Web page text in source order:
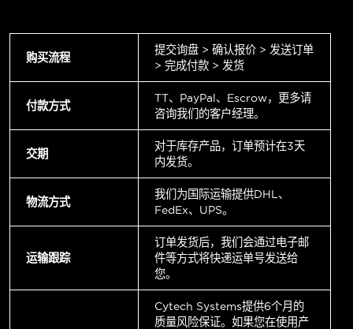
购买流程
提交询盘 > 确认报价 > 发送订单
> 完成付款 > 发货
付款方式
TT、PayPal、Escrow，更多请
咨询我们的客户经理。
交期
对于库存产品，订单预计在3天
内发货。
物流方式
我们为国际运输提供DHL、
FedEx、UPS。
运输跟踪
订单发货后，我们会通过电子邮
件等方式将快递运单号发送给
您。
Cytech Systems提供6个月的
质量风险保证。如果您在使用产